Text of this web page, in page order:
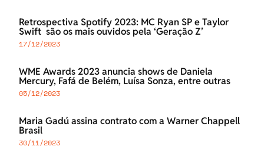
Retrospectiva Spotify 2023: MC Ryan SP e Taylor
Swift são os mais ouvidos pela ‘Geração Z’
17/12/2023
WME Awards 2023 anuncia shows de Daniela
Mercury, Fafá de Belém, Luísa Sonza, entre outras
05/12/2023
Maria Gadú assina contrato com a Warner Chappell
Brasil
30/11/2023